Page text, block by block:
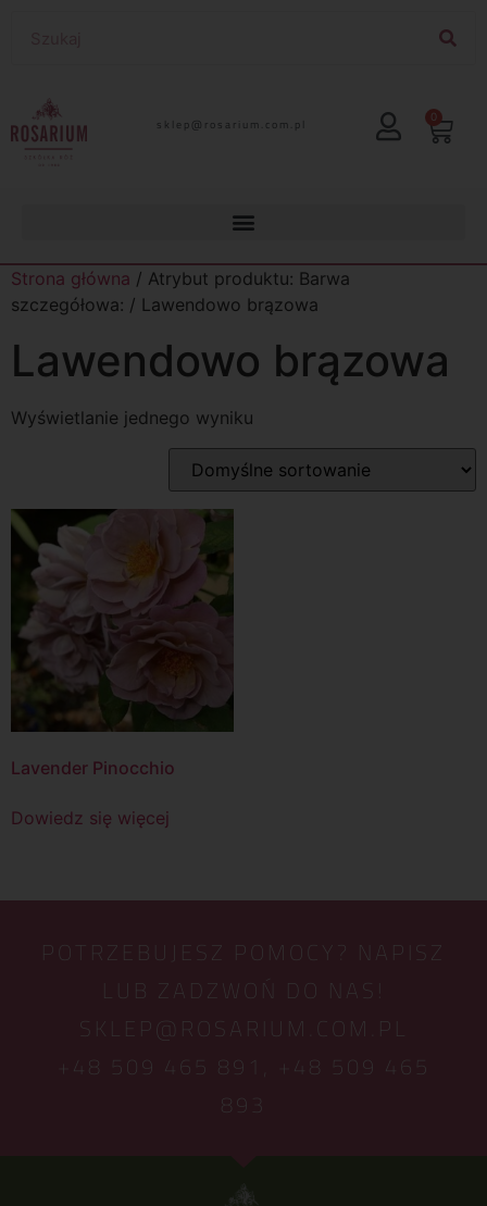
lp.moc.muirasor@pelks 0
Strona główna / Atrybut produktu: Barwa
szczegółowa: / Lawendowo brązowa
Lawendowo brązowa
Wyświetlanie jednego wyniku
Lavender Pinocchio
Dowiedz się więcej
POTRZEBUJESZ POMOCY? NAPISZ
LUB ZADZWOŃ DO NAS!
SKLEP@ROSARIUM.COM.PL
+48 509 465 891,
+48 509 465
893